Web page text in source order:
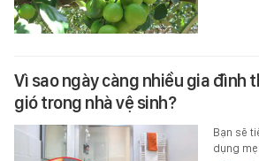
Vì sao ngày càng nhiều gia đình
gió trong nhà vệ sinh?
Bạn sẽ
dụng